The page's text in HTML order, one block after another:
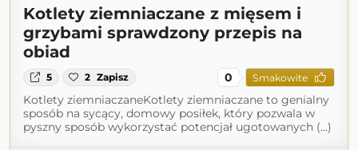
Kotlety ziemniaczane z mięsem i
grzybami sprawdzony przepis na
obiad
5 2 Zapisz 0 Smakowite
Kotlety ziemniaczaneKotlety ziemniaczane to genialny
sposób na sycący, domowy posiłek, który pozwala w
pyszny sposób wykorzystać potencjał ugotowanych (...)